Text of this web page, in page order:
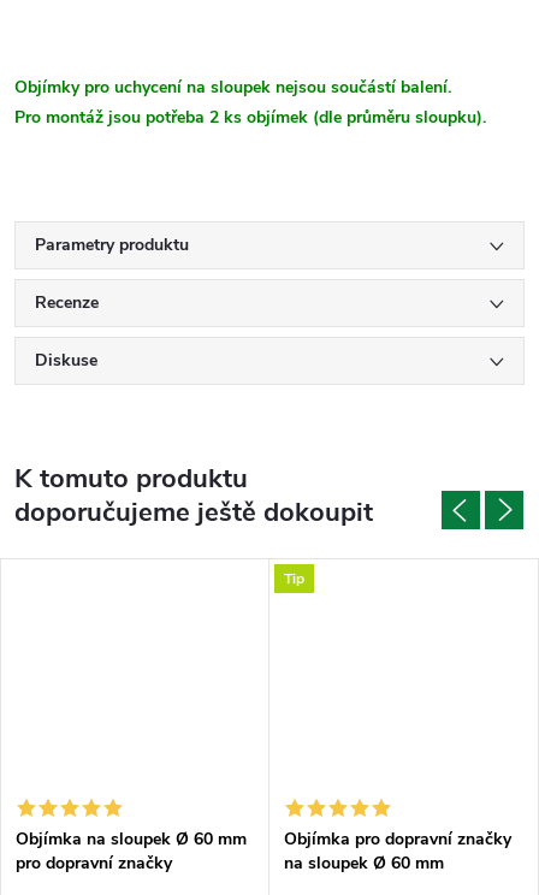
Objímky pro uchycení na sloupek nejsou součástí balení.
Pro montáž jsou potřeba 2 ks objímek (dle průměru sloupku).
Parametry produktu
Recenze
Diskuse
K tomuto produktu
doporučujeme ještě dokoupit
Objímka na sloupek Ø 60 mm
pro dopravní značky
Tip
Objímka pro dopravní značky
na sloupek Ø 60 mm